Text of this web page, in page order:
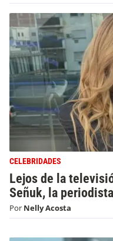
CELEBRIDADES
Lejos de la
Señuk, la
Por Nelly Acosta